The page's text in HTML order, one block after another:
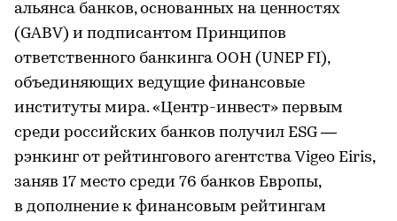
альянса банков, основанных на ценностях
(GABV) и подписантом Принципов
ответственного банкинга ООН (UNEP FI),
объединяющих ведущие финансовые
институты мира. «Центр-инвест» первым
среди российских банков получил ESG —
рэнкинг от рейтингового агентства Vigeo Eiris,
заняв 17 место среди 76 банков Европы,
в дополнение к финансовым рейтингам